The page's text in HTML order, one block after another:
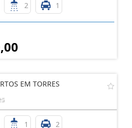
2 1
EM TORRES
1 2